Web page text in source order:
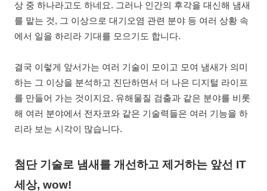
상 중 하나라고도 하네요. 그러나 인간의 후각을 대신해 냄새
를 맡는 것, 그 이상으로 대기오염 관련 분야 등 여러 상황 속
에서 일을 하리라 기대를 모으기도 합니다.
결국 이렇게 앞서가는 여러 기술이 모이고 모여 냄새가 의미
하는 그 이상을 분석하고 진단하면서 더 나은 디지털 라이프
를 만들어 가는 것이지요. 유해물질 검출과 같은 분야를 비롯
해 여러 분야에서 전자코와 같은 기술력들은 여러 기능을 하
리라 보는 시각이 많습니다.
첨단 기술로 냄새를 개선하고 제거하는 앞선 IT
세상, wow!